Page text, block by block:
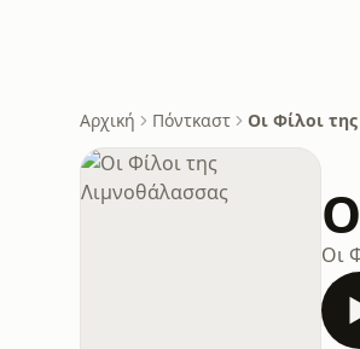
Αρχική Πόντκαστ Οι Φίλοι
Οι